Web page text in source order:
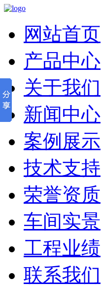
网站首页
产品中心
关于我们
新闻中心
案例展示
技术支持
荣誉资质
车间实景
工程业绩
联系我们